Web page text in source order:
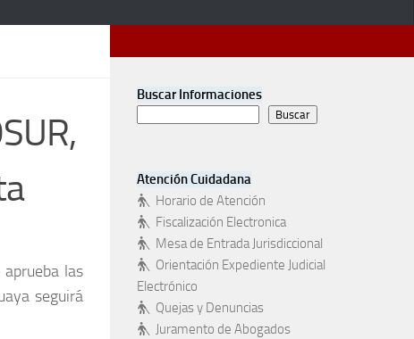
las
seguirá
Buscar Informaciones
Buscar
Atención Cuidadana
Horario de Atención
Fiscalización Electronica
Mesa de Entrada Jurisdiccional
Orientación Expediente Judicial
Electrónico
Quejas y Denuncias
Juramento de Abogados